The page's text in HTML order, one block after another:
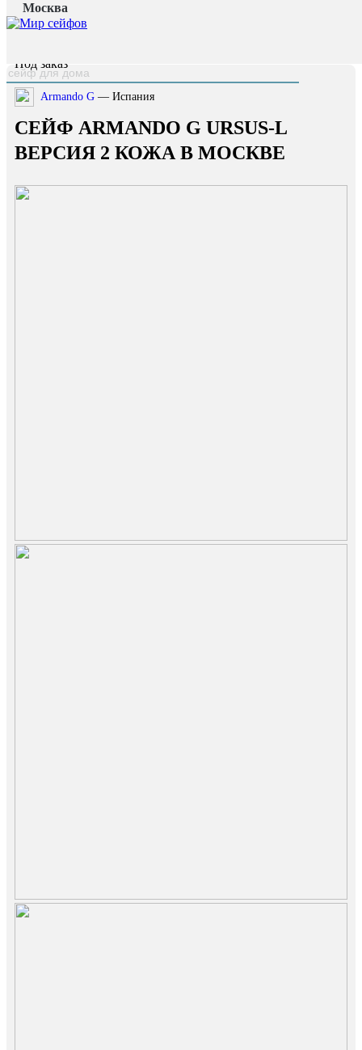
Москва
Главная страница
Каталог /
Под заказ
Armando G — Испания
СЕЙФ ARMANDO G URSUS-L
ВЕРСИЯ 2 КОЖА В МОСКВЕ